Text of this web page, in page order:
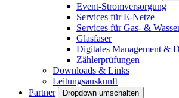
Event-Stromversorgung
Services für E-Netze
Services für Gas- &
Glasfaser
Digitales Management &
Zählerprüfungen
Downloads & Links
Leitungsauskunft
Partner
Dropdown umschalten